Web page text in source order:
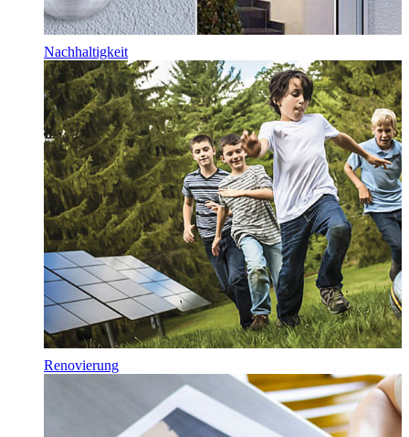
Nachhaltigkeit
Renovierung